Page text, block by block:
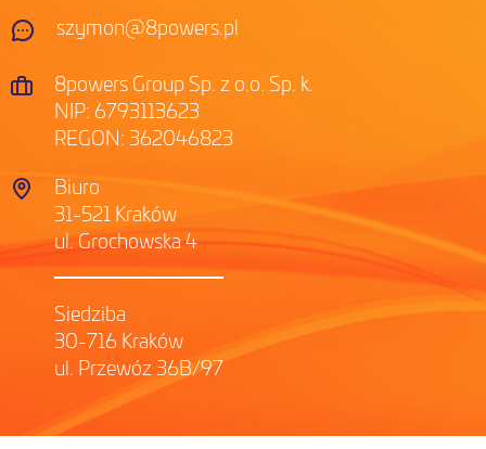
szymon@8powers.pl
8powers Group Sp. z o.o. Sp. k.
NIP: 6793113623
REGON: 362046823
Biuro
31-521 Kraków
ul. Grochowska 4
Siedziba
30-716 Kraków
ul. Przewóz 36B/97